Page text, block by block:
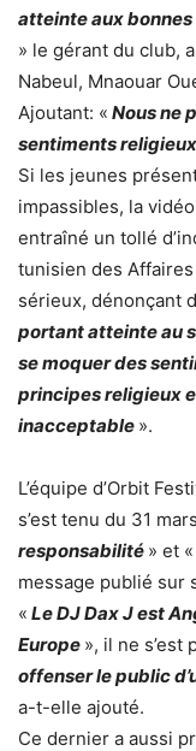
atteinte aux
» le gérant du club,
Nabeul, Mnaouar
Ajoutant: « Nous ne
sentiments
Si les jeunes
impassibles, la
entraîné un tollé
tunisien des
sérieux, dénonçant
portant atteinte au
se moquer des
principes religieux
inacceptable ».
L’équipe d’Orbit
s’est tenu du 31
responsabilité » et «
message publié sur
« Le DJ Dax J est
Europe », il ne s’est
offenser le public
a-t-elle ajouté.
Ce dernier a aussi